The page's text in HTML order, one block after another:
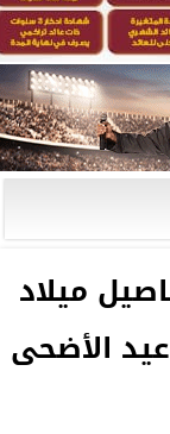
ميلاد
الأضحى